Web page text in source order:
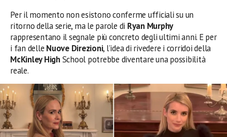
Per il momento non esistono conferme ufficiali su un
ritorno della serie, ma le parole di Ryan Murphy
rappresentano il segnale più concreto degli ultimi anni. E per
i fan delle Nuove Direzioni, l’idea di rivedere i corridoi della
McKinley HighSchool potrebbe diventare una possibilità
reale.